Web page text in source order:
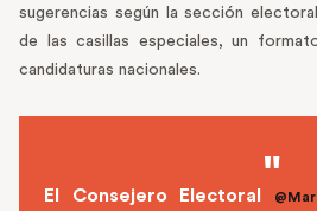
sugerencias según la sección
de las casillas especiales, un
candidaturas nacionales.
El Consejero Electoral